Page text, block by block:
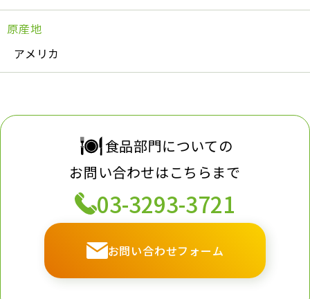
原産地
アメリカ
食品部門についての
お問い合わせはこちらまで
03-3293-3721
お問い合わせフォーム